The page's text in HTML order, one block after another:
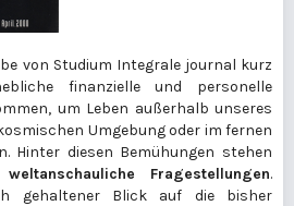
von Studium Integrale journal kurz
finanzielle und personelle
um Leben außerhalb unseres
Umgebung oder im fernen
Hinter diesen Bemühungen stehen
weltanschauliche Fragestellungen.
gehaltener Blick auf die bisher